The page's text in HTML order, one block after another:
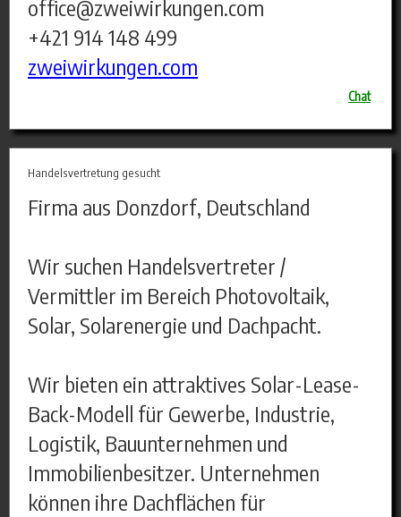
office@zweiwirkungen.com
+421 914 148 499
zweiwirkungen.com
Chat
Handelsvertretung gesucht
Firma aus Donzdorf, Deutschland
Wir suchen Handelsvertreter /
Vermittler im Bereich Photovoltaik,
Solar, Solarenergie und Dachpacht.
Wir bieten ein attraktives Solar-Lease-
Back-Modell für Gewerbe, Industrie,
Logistik, Bauunternehmen und
Immobilienbesitzer. Unternehmen
können ihre Dachflächen für